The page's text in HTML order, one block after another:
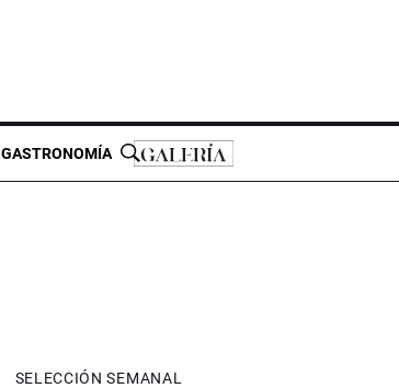
GASTRONOMÍA
SELECCIÓN SEMANAL